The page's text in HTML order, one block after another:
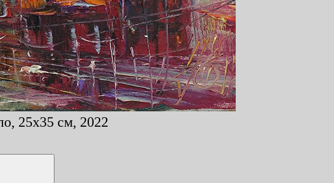
25x35 см, 2022